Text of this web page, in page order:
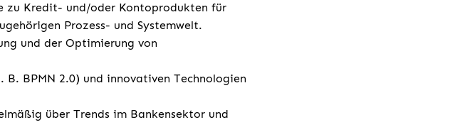
zu Kredit- und/oder Kontoprodukten für
Prozess- und Systemwelt.
und der Optimierung von
BPMN 2.0) und innovativen Technologien
über Trends im Bankensektor und